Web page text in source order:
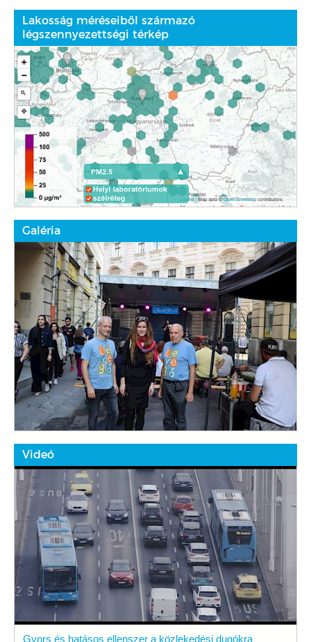
Lakosság méréseiből származó
légszennyezettségi térkép
Galéria
Videó
Gyors és hatásos ellenszer a közlekedési dugókra